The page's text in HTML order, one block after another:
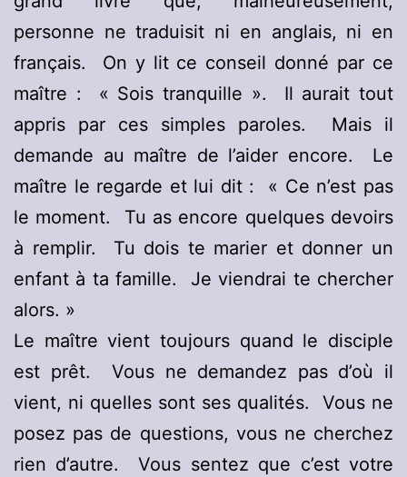
personne ne traduisit ni en anglais, ni en
français. On y lit ce conseil donné par ce
maître : « Sois tranquille ». Il aurait tout
appris par ces simples paroles. Mais il
demande au maître de l’aider encore. Le
maître le regarde et lui dit : « Ce n’est pas
le moment. Tu as encore quelques devoirs
à remplir. Tu dois te marier et donner un
enfant à ta famille. Je viendrai te chercher
alors. »
Le maître vient toujours quand le disciple
est prêt. Vous ne demandez pas d’où il
vient, ni quelles sont ses qualités. Vous ne
posez pas de questions, vous ne cherchez
rien d’autre. Vous sentez que c’est votre